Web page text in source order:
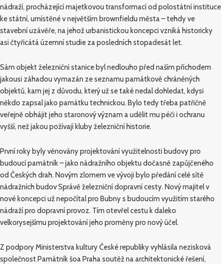
nádraží, procházející majetkovou transformací od polostátní instituce
ke státní, umístěné v největším brownfieldu města – tehdy ve
stavební uzávěře, na jehož urbanistickou koncepci vzniká historicky
asi čtyřicátá územní studie za posledních stopadesát let.
Sám objekt železniční stanice byl nedlouho před naším příchodem
jakousi záhadou vymazán ze seznamu památkově chráněných
objektů, kam jej z důvodu, který už se také nedal dohledat, kdysi
někdo zapsal jako památku technickou. Bylo tedy třeba patřičně
veřejně obhájit jeho staronový význam a udělit mu péči i ochranu
vyšší, než jakou požívají kluby železniční historie.
První roky byly věnovány projektování využitelnosti budovy pro
budoucí památník – jako nádražního objektu dočasně zapůjčeného
od Českých drah. Novým zlomem ve vývoji bylo předání celé sítě
nádražních budov Správě železniční dopravní cesty. Nový majitel v
nové koncepci už nepočítal pro Bubny s budoucím využitím starého
nádraží pro dopravní provoz. Tím otevřel cestu k daleko
velkorysejšímu projektování jeho proměny pro nový účel.
Z podpory Ministerstva kultury České republiky vyhlásila nezisková
společnost Památník šoa Praha soutěž na architektonické řešení,